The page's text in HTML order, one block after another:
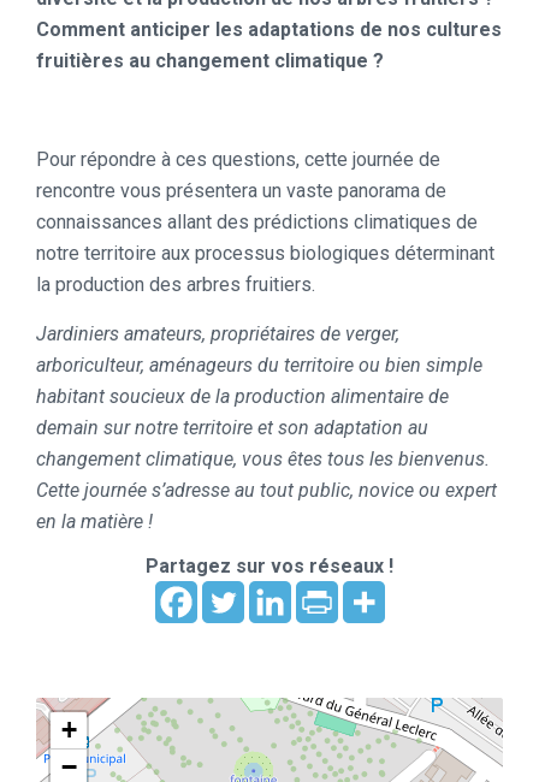
Comment anticiper les adaptations de nos cultures
fruitières au changement climatique ?
Pour répondre à ces questions, cette journée de
rencontre vous présentera un vaste panorama de
connaissances allant des prédictions climatiques de
notre territoire aux processus biologiques déterminant
la production des arbres fruitiers.
Jardiniers amateurs, propriétaires de verger,
arboriculteur, aménageurs du territoire ou bien simple
habitant soucieux de la production alimentaire de
demain sur notre territoire et son adaptation au
changement climatique, vous êtes tous les bienvenus.
Cette journée s’adresse au tout public, novice ou expert
en la matière !
Partagez sur vos réseaux !
+
−